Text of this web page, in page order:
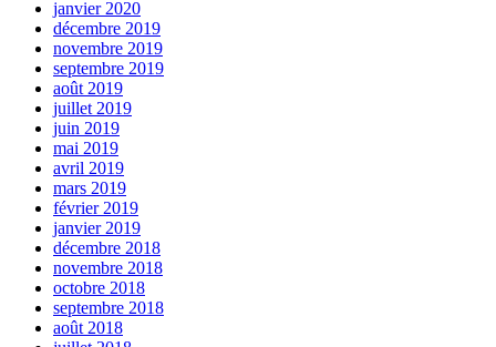
janvier 2020
décembre 2019
novembre 2019
septembre 2019
août 2019
juillet 2019
juin 2019
mai 2019
avril 2019
mars 2019
février 2019
janvier 2019
décembre 2018
novembre 2018
octobre 2018
septembre 2018
août 2018